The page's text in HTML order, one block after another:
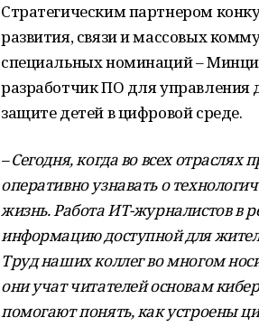
Стратегическим партнером
развития, связи и массовых
специальных номинаций –
разработчик ПО для
защите детей в цифровой среде.
– Сегодня, когда во всех
оперативно узнавать о
жизнь. Работа ИТ-журналистов в
информацию доступной для
Труд наших коллег во многом
они учат читателей основам
помогают понять, как устроены